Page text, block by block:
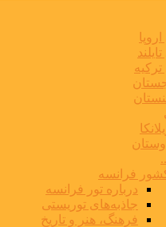
فرانسه
درباره تور فرانسه
جاذبه‌های توریستی
فرهنگ، هنر و تاریخ